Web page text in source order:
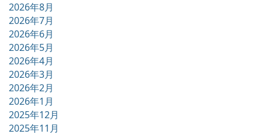
2026年8月
2026年7月
2026年6月
2026年5月
2026年4月
2026年3月
2026年2月
2026年1月
2025年12月
2025年11月